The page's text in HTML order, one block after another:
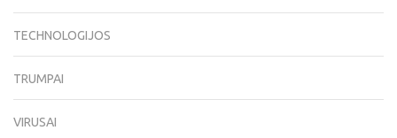
TECHNOLOGIJOS
TRUMPAI
VIRUSAI